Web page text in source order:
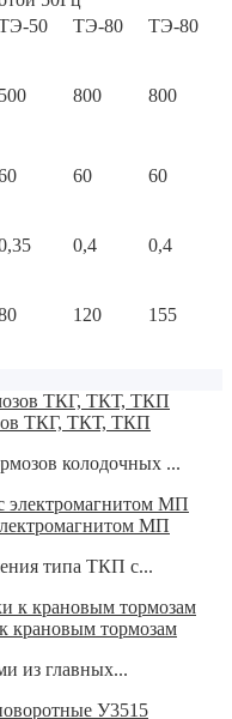
50 ТЭ-80
ТЭ-80
500 800 800
60
60
0,4 0,4
120 155
ТКГ, ТКТ, ТКП
колодочных ...
МП
типа ТКП с...
крановым тормозам
из главных...